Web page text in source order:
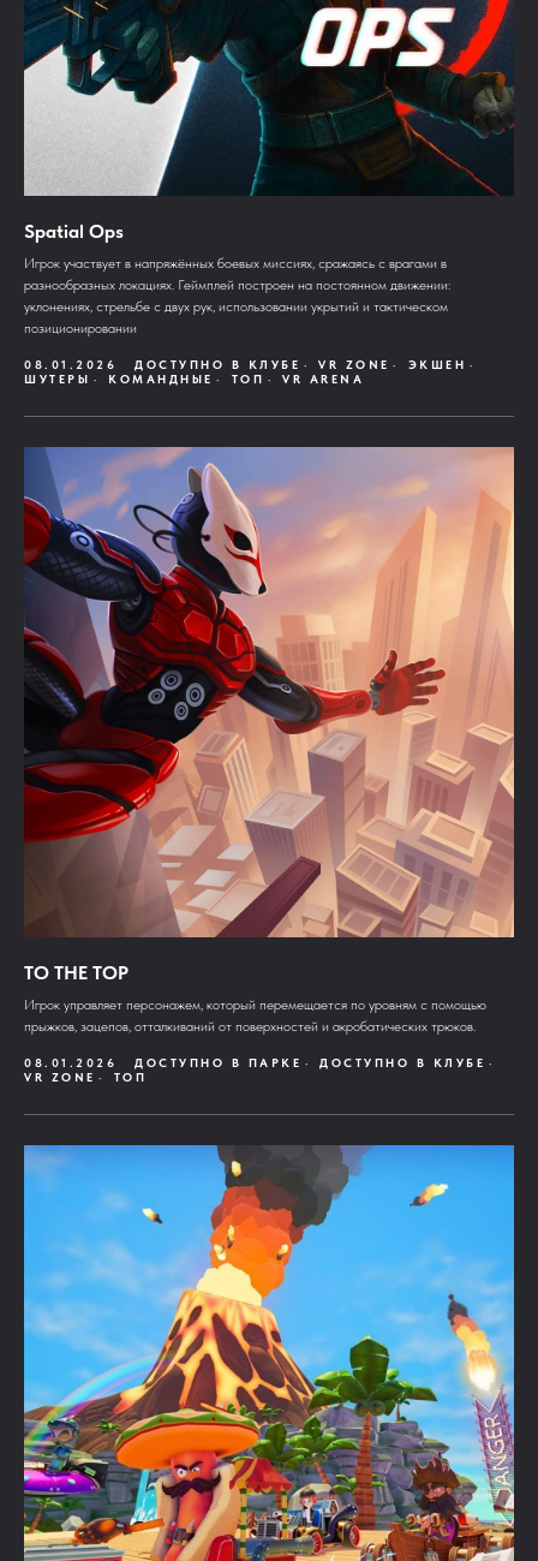
Spatial Ops
Игрок участвует в напряжённых боевых миссиях, сражаясь с врагами в
разнообразных локациях. Геймплей построен на постоянном движении:
уклонениях, стрельбе с двух рук, использовании укрытий и тактическом
позиционировании
08.01.2026 ДОСТУПНО В КЛУБЕ VR ZONE
ЭКШЕН
ШУТЕРЫ
КОМАНДНЫЕ ТОП VR ARENA
TO THE TOP
Игрок управляет персонажем, который перемещается по уровням с помощью
прыжков, зацепов, отталкиваний от поверхностей и акробатических трюков.
08.01.2026 ДОСТУПНО В ПАРКЕ
ДОСТУПНО В КЛУБЕ
VR ZONE
ТОП